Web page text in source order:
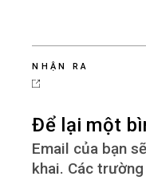
NHẬN RA
Để lại một
Email của bạn
khai. Các